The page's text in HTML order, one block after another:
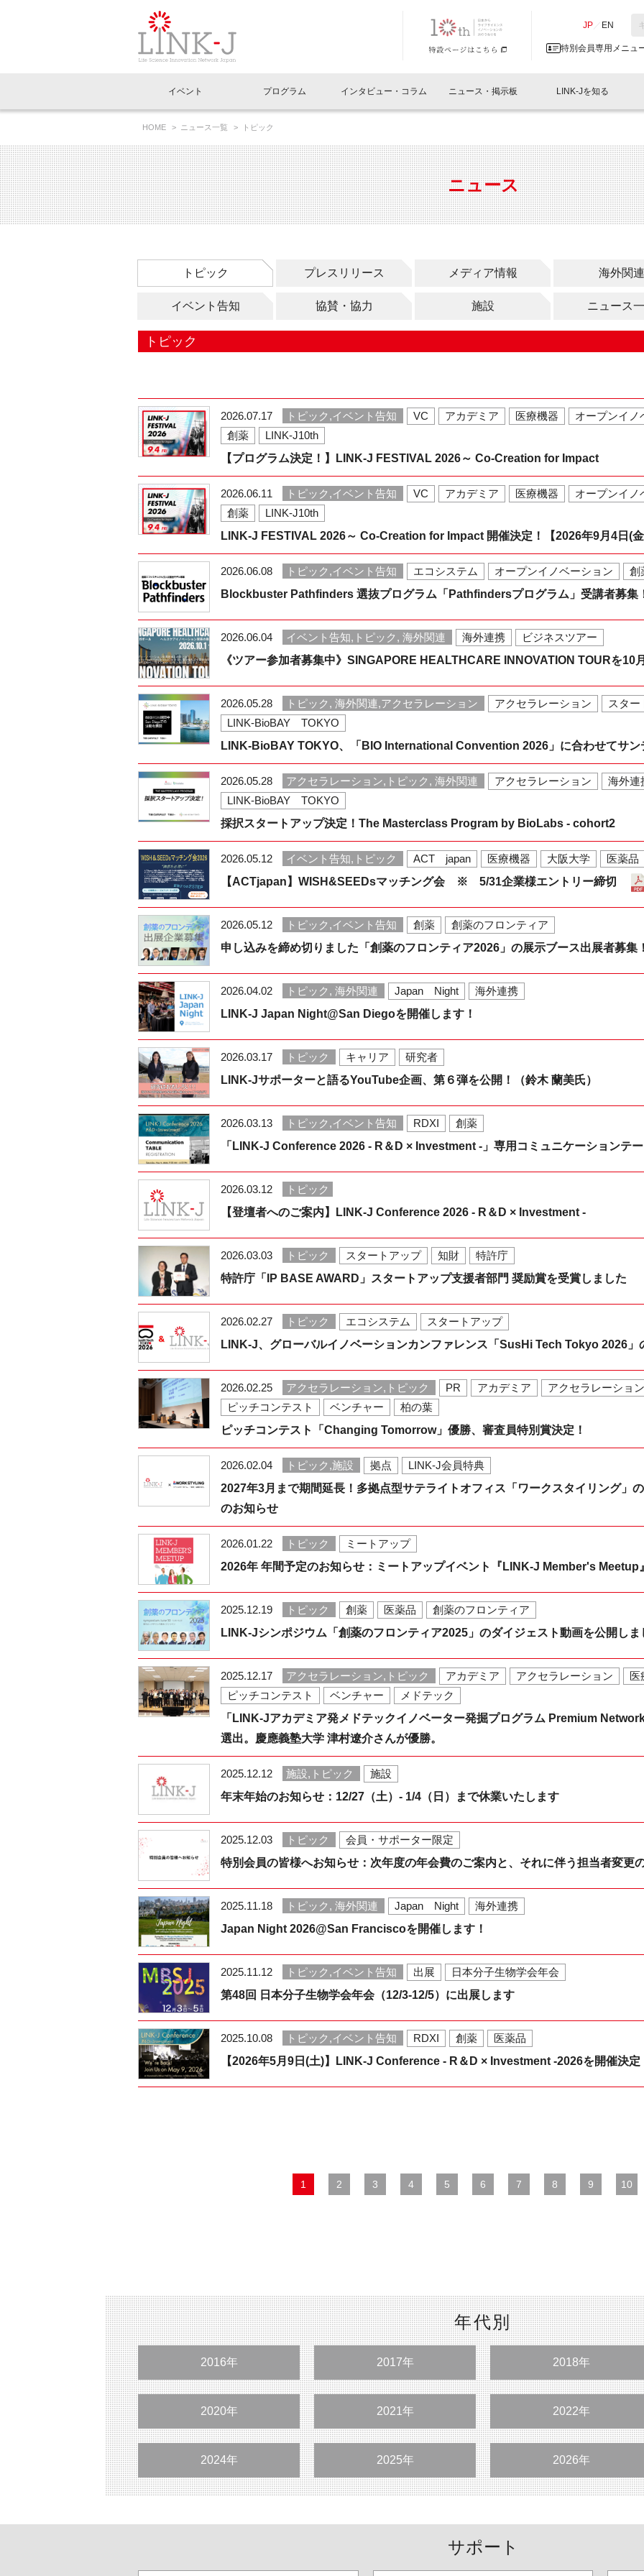
JP EN
特別会員専用メニュ
イベントお知らせメール登録
閉じる
イベント
イベント一覧
LINK-J主催・共催 特別会員開催
LINK-J協賛・協力 出展・参加
イベントレポート一覧
LINK-J主催・共催
LINK-J協賛・協力
プログラム
Out of Box相談室 What's "UNIKORN"？
インタビュー・コラム
インタビュー・コラム一覧
スペシャルインタビュー ベンチャーインタビュー 会報
連載コラム サポーターコラム 日本
ニュース・掲示板
ニュース一覧
トピック プレスリリース
メディア情報 海外関連
協賛・協力 施設
人と情報の交流掲示板一覧
会員プレスリリース
募集
LINK-Jを知る
理事長挨拶 Why in Nihonbashi
国内外連携 サポーター紹介 事業
組織概要 パンフレット GTB
特別会員一覧 特別会員について 入会
専用メニューはこちら
ラウンジ・会議室 オフィス・ラボ 施設
アクセス
HOME ニュース一覧 トピック
ニュース
トピック プレスリリース メディア情報 海外関連
イベント告知 協賛・協力 施設 ニュース
トピック
2026.07.17 トピック,イベント告知 VC アカデミア 医療機器 オープンイノ
創薬
LINK-J10th
【プログラム決定！】LINK-J FESTIVAL 2026～ Co-Creation for Impact
2026.06.11 トピック,イベント告知 VC アカデミア 医療機器 オープンイノ
創薬
LINK-J10th
LINK-J FESTIVAL 2026～ Co-Creation for Impact 開催決定！【2026年9月4日(金)
2026.06.08 トピック,イベント告知 エコシステム オープンイノベーション 創
Blockbuster Pathfinders 選抜プログラム「Pathfindersプログラム」受講者募集
2026.06.04 イベント告知,トピック, 海外関連 海外連携
ビジネスツアー
《ツアー参加者募集中》SINGAPORE HEALTHCARE INNOVATION TOURを10
2026.05.28 トピック, 海外関連,アクセラレーション アクセラレーション スター
LINK-BioBAY TOKYO
LINK-BioBAY TOKYO、「BIO International Convention 2026」に合わせてサン
2026.05.28 アクセラレーション,トピック, 海外関連 アクセラレーション 海外連
LINK-BioBAY TOKYO
採択スタートアップ決定！The Masterclass Program by BioLabs - cohort2
2026.05.12 イベント告知,トピック ACT japan 医療機器 大阪大学 医薬品
【ACTjapan】WISH&SEEDsマッチング会 ※ 5/31企業様エントリー締切
2026.05.12 トピック,イベント告知 創薬
創薬のフロンティア
申し込みを締め切りました「創薬のフロンティア2026」の展示ブース出展者募集
2026.04.02 トピック, 海外関連 Japan Night
海外連携
LINK-J Japan Night@San Diegoを開催します！
2026.03.17 トピック キャリア
研究者
LINK-Jサポーターと語るYouTube企画、第６弾を公開！（鈴木 蘭美氏）
2026.03.13 トピック,イベント告知 RDXI
創薬
「LINK-J Conference 2026 - R＆D × Investment -」専用コミュニケーションテー
2026.03.12
トピック
【登壇者へのご案内】LINK-J Conference 2026 - R＆D × Investment -
2026.03.03 トピック スタートアップ 知財
特許庁
特許庁「IP BASE AWARD」スタートアップ支援者部門 奨励賞を受賞しました
2026.02.27 トピック エコシステム
スタートアップ
LINK-J、グローバルイノベーションカンファレンス「SusHi Tech Tokyo 2026」
2026.02.25 アクセラレーション,トピック PR アカデミア アクセラレーション
ピッチコンテスト
ベンチャー
柏の葉
ピッチコンテスト「Changing Tomorrow」優勝、審査員特別賞決定！
2026.02.04 トピック,施設 拠点
LINK-J会員特典
2027年3月まで期間延長！多拠点型サテライトオフィス「ワークスタイリング」
のお知らせ
2026.01.22 トピック
ミートアップ
2026年 年間予定のお知らせ：ミートアップイベント『LINK-J Member's Meetup』
2025.12.19 トピック 創薬 医薬品
創薬のフロンティア
LINK-Jシンポジウム「創薬のフロンティア2025」のダイジェスト動画を公開しま
2025.12.17 アクセラレーション,トピック アカデミア アクセラレーション 医
ピッチコンテスト
ベンチャー
メドテック
「LINK-Jアカデミア発メドテックイノベーター発掘プログラム Premium
選出。慶應義塾大学 津村遼介さんが優勝。
2025.12.12 施設,トピック
施設
年末年始のお知らせ：12/27（土）- 1/4（日）まで休業いたします
2025.12.03 トピック
会員・サポーター限定
特別会員の皆様へお知らせ：次年度の年会費のご案内と、それに伴う担当者変更
2025.11.18 トピック, 海外関連 Japan Night
海外連携
Japan Night 2026@San Franciscoを開催します！
2025.11.12 トピック,イベント告知 出展
日本分子生物学会年会
第48回 日本分子生物学会年会（12/3-12/5）に出展します
2025.10.08 トピック,イベント告知 RDXI 創薬
医薬品
【2026年5月9日(土)】LINK-J Conference - R＆D × Investment -2026を開催決定
1 2 3 4 5 6 7 8 9 10
年代別
2016年 2017年 2018年
2020年 2021年 2022年
2024年 2025年 2026年
サポート